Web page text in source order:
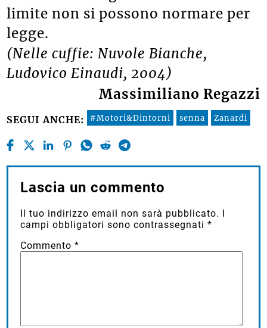
limite non si possono normare per
legge.
(Nelle cuffie: Nuvole Bianche,
Ludovico Einaudi, 2004)
Massimiliano Regazzi
SEGUI ANCHE: #Motori&Dintorni senna Zanardi
Lascia un commento
Il tuo indirizzo email non sarà pubblicato. I
campi obbligatori sono contrassegnati*
Commento*